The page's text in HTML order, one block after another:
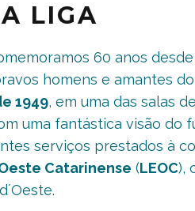
LIGA
60 anos
homens e amantes
1949, em uma das salas
uma fantástica visão do
serviços prestados à
Catarinense (LEOC),